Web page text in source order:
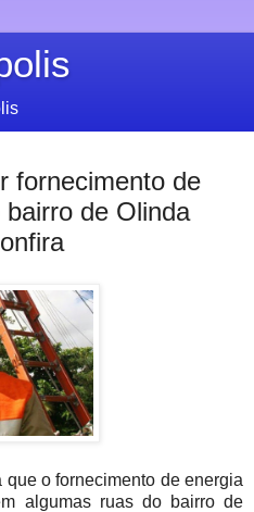
fornecimento de
de Olinda
que o fornecimento de energia
algumas ruas do bairro de